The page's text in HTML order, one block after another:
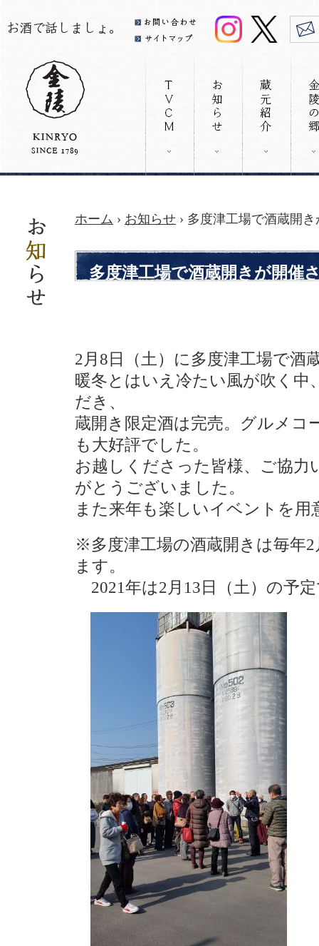
ホーム › お知らせ › 多度津工場で酒蔵開
多度津工場で酒蔵開きが開催
2月8日（土）に多度津工場で酒
暖冬とはいえ冷たい風が吹く
だき、
蔵開き限定酒は完売。グルメコ
も大好評でした。
お越しくださった皆様、ご協
がとうございました。
また来年も楽しいイベントを
※多度津工場の酒蔵開きは毎年
ます。
2021年は2月13日（土）の予